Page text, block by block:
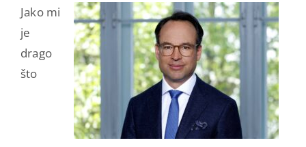
Jako mi
je
drago
što